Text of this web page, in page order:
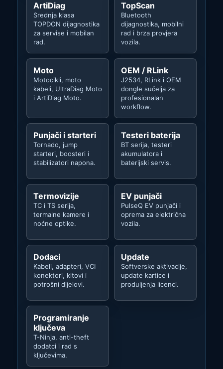
ArtiDiag
Srednja klasa
TOPDON dijagnostika
za servise i mobilan
rad.
TopScan
Bluetooth
dijagnostika, mobilni
rad i brza provjera
vozila.
Moto
Motocikli, moto
kabeli, UltraDiag Moto
i ArtiDiag Moto.
OEM / RLink
J2534, RLink i OEM
dongle sučelja za
profesionalan
workflow.
Punjači i starteri
Tornado, jump
starteri, boosteri i
stabilizatori napona.
Testeri baterija
BT serija, testeri
akumulatora i
baterijski servis.
Termovizije
TC i TS serija,
termalne kamere i
noćne optike.
EV punjači
PulseQ EV punjači i
oprema za električna
vozila.
Dodaci
Kabeli, adapteri, VCI
konektori, kitovi i
potrošni dijelovi.
Update
Softverske aktivacije,
update kartice i
produljenja licenci.
Programiranje
ključeva
T-Ninja, anti-theft
dodatci i rad s
ključevima.